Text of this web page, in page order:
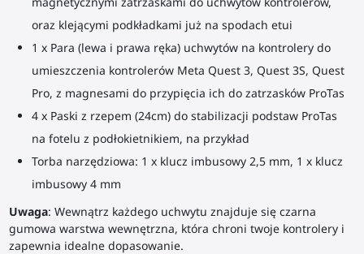
oraz klejącymi podkładkami już na spodach etui
1 x Para (lewa i prawa ręka) uchwytów na kontrolery do
umieszczenia kontrolerów Meta Quest 3, Quest 3S, Quest
Pro, z magnesami do przypięcia ich do zatrzasków ProTas
4 x Paski z rzepem (24cm) do stabilizacji podstaw ProTas
na fotelu z podłokietnikiem, na przykład
Torba narzędziowa: 1 x klucz imbusowy 2,5 mm, 1 x klucz
imbusowy 4 mm
Uwaga: Wewnątrz każdego uchwytu znajduje się czarna
gumowa warstwa wewnętrzna, która chroni twoje kontrolery i
zapewnia idealne dopasowanie.